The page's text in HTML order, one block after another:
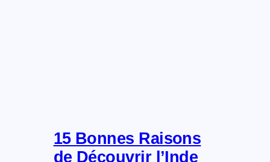
15 Bonnes Raisons
de Découvrir l’Inde